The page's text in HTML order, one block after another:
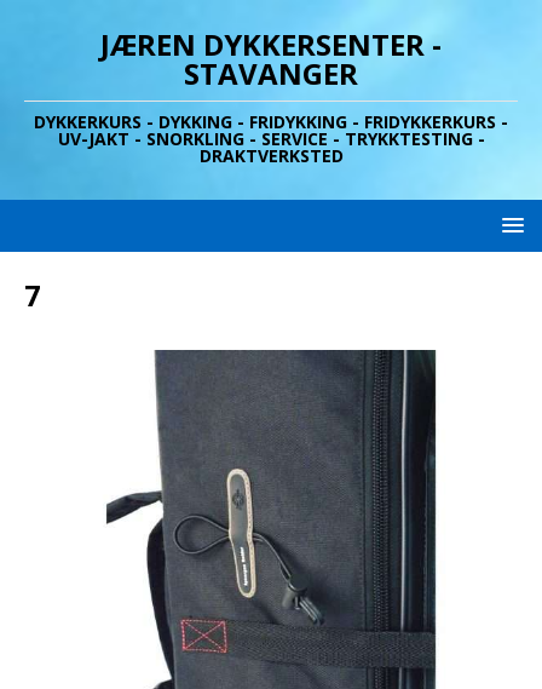
JÆREN DYKKERSENTER -
STAVANGER
DYKKERKURS - DYKKING - FRIDYKKING - FRIDYKKERKURS -
UV-JAKT - SNORKLING - SERVICE - TRYKKTESTING -
DRAKTVERKSTED
7